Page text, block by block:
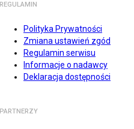
REGULAMIN
Polityka Prywatności
Zmiana ustawień zgód
Regulamin serwisu
Informacje o nadawcy
Deklaracja dostępności
PARTNERZY